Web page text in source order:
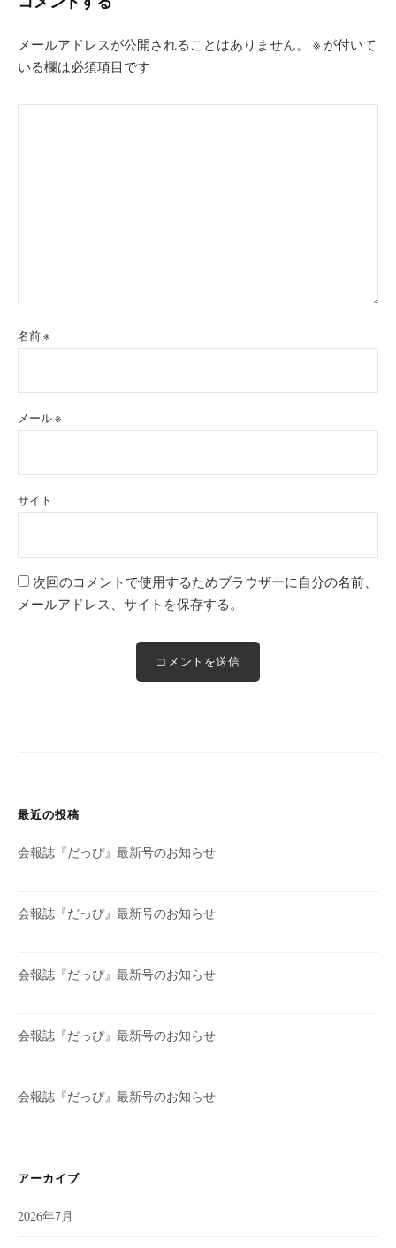
メールアドレスが公開されることはありません。 ※ が付いて
いる欄は必須項目です
名前※
メール※
サイト
次回のコメントで使用するためブラウザーに自分の名前、
メールアドレス、サイトを保存する。
最近の投稿
会報誌『だっぴ』最新号のお知らせ
会報誌『だっぴ』最新号のお知らせ
会報誌『だっぴ』最新号のお知らせ
会報誌『だっぴ』最新号のお知らせ
会報誌『だっぴ』最新号のお知らせ
アーカイブ
2026年7月